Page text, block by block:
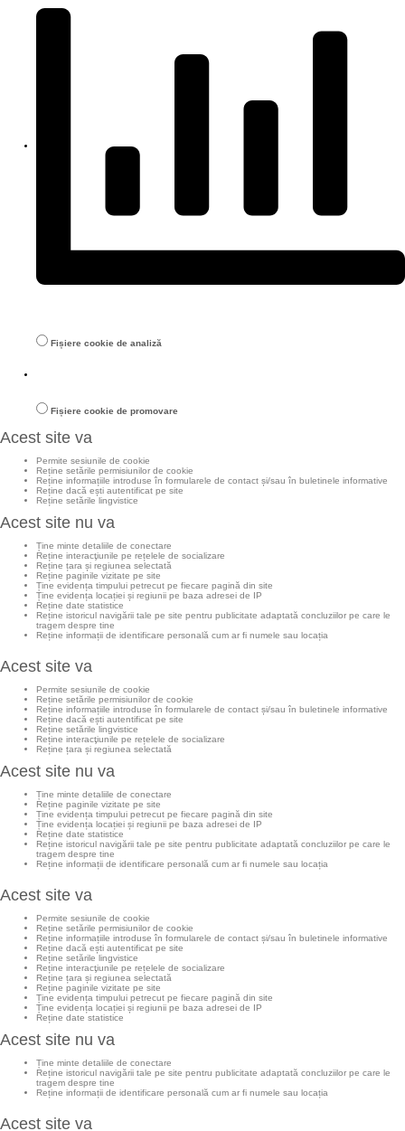
Fișiere cookie de analiză
Fișiere cookie de promovare
Acest site va
Permite sesiunile de cookie
Reține setările permisiunilor de cookie
Reține informațiile introduse în formularele de contact și/sau în buletinele informative
Reține dacă ești autentificat pe site
Reține setările lingvistice
Acest site nu va
Ține minte detaliile de conectare
Reține interacţiunile pe rețelele de socializare
Reține țara și regiunea selectată
Reține paginile vizitate pe site
Ține evidența timpului petrecut pe fiecare pagină din site
Ține evidența locației și regiunii pe baza adresei de IP
Reține date statistice
Reține istoricul navigării tale pe site pentru publicitate adaptată concluziilor pe care le
tragem despre tine
Reține informații de identificare personală cum ar fi numele sau locația
Acest site va
Permite sesiunile de cookie
Reține setările permisiunilor de cookie
Reține informațiile introduse în formularele de contact și/sau în buletinele informative
Reține dacă ești autentificat pe site
Reține setările lingvistice
Reține interacţiunile pe rețelele de socializare
Reține țara și regiunea selectată
Acest site nu va
Ține minte detaliile de conectare
Reține paginile vizitate pe site
Ține evidența timpului petrecut pe fiecare pagină din site
Ține evidența locației și regiunii pe baza adresei de IP
Reține date statistice
Reține istoricul navigării tale pe site pentru publicitate adaptată concluziilor pe care le
tragem despre tine
Reține informații de identificare personală cum ar fi numele sau locația
Acest site va
Permite sesiunile de cookie
Reține setările permisiunilor de cookie
Reține informațiile introduse în formularele de contact și/sau în buletinele informative
Reține dacă ești autentificat pe site
Reține setările lingvistice
Reține interacţiunile pe rețelele de socializare
Reține țara și regiunea selectată
Reține paginile vizitate pe site
Ține evidența timpului petrecut pe fiecare pagină din site
Ține evidența locației și regiunii pe baza adresei de IP
Reține date statistice
Acest site nu va
Ține minte detaliile de conectare
Reține istoricul navigării tale pe site pentru publicitate adaptată concluziilor pe care le
tragem despre tine
Reține informații de identificare personală cum ar fi numele sau locația
Acest site va